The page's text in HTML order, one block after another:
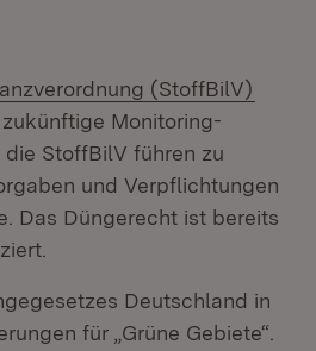
(StoffBilV)
Monitoring-
StoffBilV führen zu
und Verpflichtungen
Das Düngerecht ist bereits
Deutschland in
für „Grüne Gebiete“.